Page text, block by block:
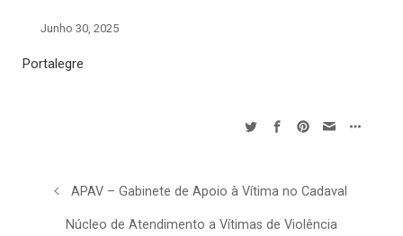
Junho 30, 2025
Portalegre
APAV – Gabinete de Apoio à Vítima no Cadaval
Núcleo de Atendimento a Vítimas de Violência